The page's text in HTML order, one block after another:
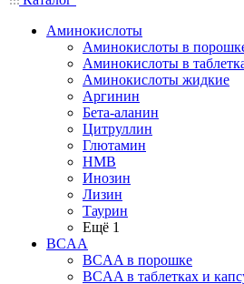
Аминокислоты
Аминокислоты в
Аминокислоты в
Аминокислоты жидкие
Аргинин
Бета-аланин
Цитруллин
Глютамин
HMB
Инозин
Лизин
Таурин
Ещё 1
BCAA
BCAA в порошке
BCAA в таблетках и